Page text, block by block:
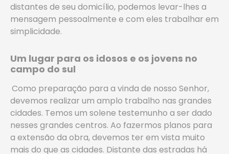
distantes de seu domicílio, podemos levar-lhes a
mensagem pessoalmente e com eles trabalhar em
simplicidade.
Um lugar para os idosos e os jovens no
campo do sul
Como preparação para a vinda de nosso Senhor,
devemos realizar um amplo trabalho nas grandes
cidades. Temos um solene testemunho a ser dado
nesses grandes centros. Ao fazermos planos para
a extensão da obra, devemos ter em vista muito
mais do que as cidades. Distante das estradas há